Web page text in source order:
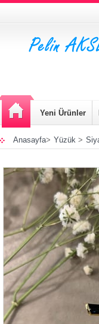
Yeni Ürünler
Anasayfa> Yüzük >